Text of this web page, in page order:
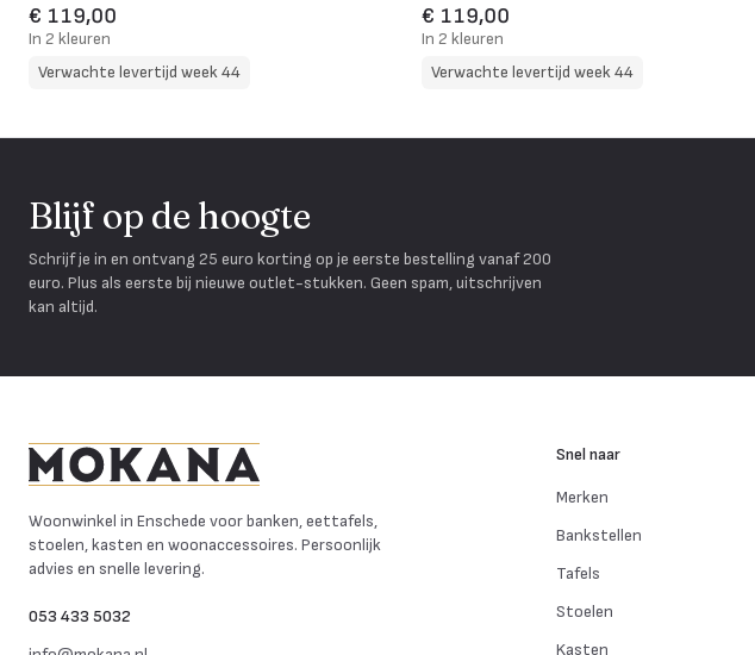
€ 119,00
In 2 kleuren
Verwachte levertijd week 44
€ 119,00
In 2 kleuren
Verwachte levertijd week 44
Blijf op de hoogte
Schrijf je in en ontvang 25 euro korting op je eerste bestelling vanaf 200
euro. Plus als eerste bij nieuwe outlet-stukken. Geen spam, uitschrijven
kan altijd.
Woonwinkel in Enschede voor banken, eettafels,
stoelen, kasten en woonaccessoires. Persoonlijk
advies en snelle levering.
053 433 5032
Snel naar
Merken
Bankstellen
Tafels
Stoelen
Kasten